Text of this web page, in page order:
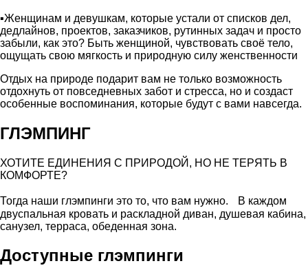
▪️Женщинам и девушкам, которые устали от списков дел,
дедлайнов, проектов, заказчиков, рутинных задач и просто
забыли, как это? Быть женщиной, чувствовать своё тело,
ощущать свою мягкость и природную силу женственности
Отдых на природе подарит вам не только возможность
отдохнуть от повседневных забот и стресса, но и создаст
особенные воспоминания, которые будут с вами навсегда.
ГЛЭМПИНГ
ХОТИТЕ ЕДИНЕНИЯ С ПРИРОДОЙ, НО НЕ ТЕРЯТЬ В
КОМФОРТЕ?
Тогда наши глэмпинги это то, что вам нужно. В каждом
двуспальная кровать и раскладной диван, душевая кабина,
санузел, терраса, обеденная зона.
Доступные глэмпинги